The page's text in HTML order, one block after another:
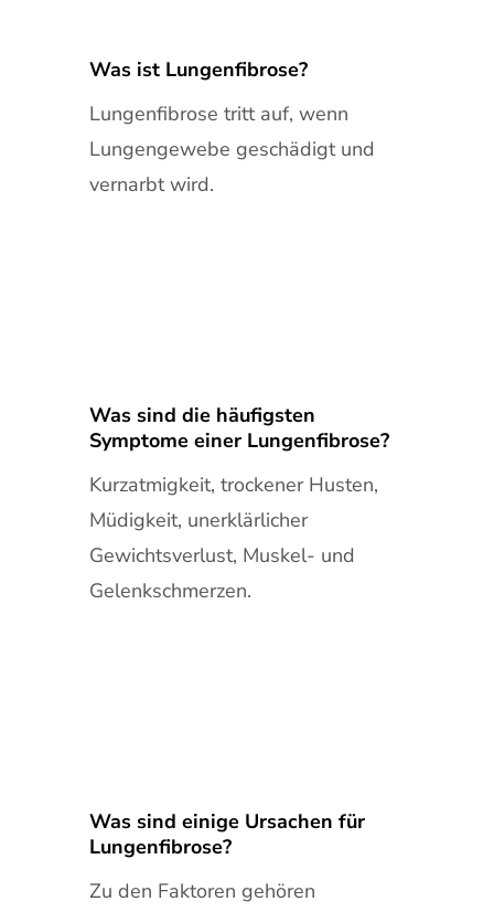
Was ist Lungenfibrose?
Lungenfibrose tritt auf, wenn
Lungengewebe geschädigt und
vernarbt wird.
Was sind die häufigsten
Symptome einer Lungenfibrose?
Kurzatmigkeit, trockener Husten,
Müdigkeit, unerklärlicher
Gewichtsverlust, Muskel- und
Gelenkschmerzen.
Was sind einige Ursachen für
Lungenfibrose?
Zu den Faktoren gehören